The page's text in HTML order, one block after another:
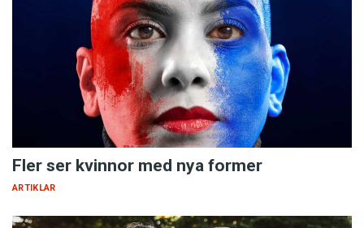
Fler ser kvinnor med nya former
ARTIKLAR